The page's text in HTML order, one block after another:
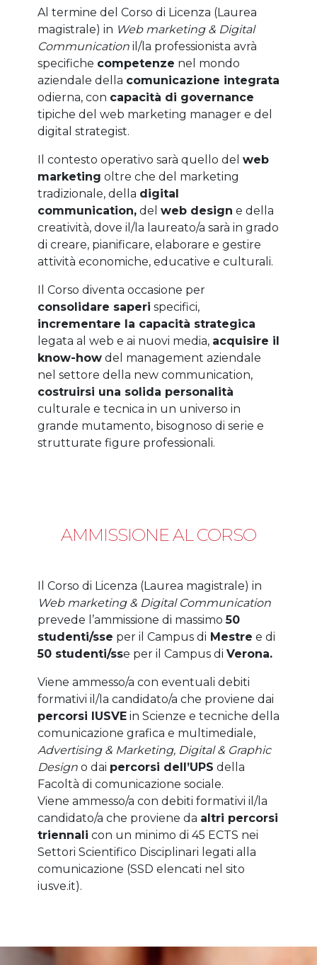
Al termine del Corso di Licenza (Laurea
magistrale) in Web marketing & Digital
Communicationil/la professionista avrà
specifiche competenze nel mondo
aziendale della comunicazione integrata
odierna, con capacità di governance
tipiche del web marketing manager e del
digital strategist.
Il contesto operativo sarà quello del web
marketing oltre che del marketing
tradizionale, della digital
communication,del web design e della
creatività, dove il/la laureato/a sarà in grado
di creare, pianificare, elaborare e gestire
attività economiche, educative e culturali.
Il Corso diventa occasione per
consolidare saperi specifici,
incrementare la capacità strategica
legata al web e ai nuovi media, acquisire il
know-howdel management aziendale
nel settore della new communication,
costruirsi una solida personalità
culturale e tecnica in un universo in
grande mutamento, bisognoso di serie e
strutturate figure professionali.
AMMISSIONE AL CORSO
Il Corso di Licenza (Laurea magistrale) in
Web marketing & Digital Communication
prevede l’ammissione di massimo50
studenti/sse per il Campus di Mestre e di
50 studenti/sse per il Campus di Verona.
Viene ammesso/a con eventuali debiti
formativi il/la candidato/a che proviene dai
percorsi IUSVEin Scienze e tecniche della
comunicazione grafica e multimediale,
Advertising & Marketing, Digital & Graphic
Designo dai percorsi dell’UPS della
Facoltà di comunicazione sociale.
Viene ammesso/a con debiti formativi il/la
candidato/a che proviene da altri percorsi
triennali con un minimo di 45 ECTS nei
Settori Scientifico Disciplinari legati alla
comunicazione (SSD elencati nel sito
iusve.it).